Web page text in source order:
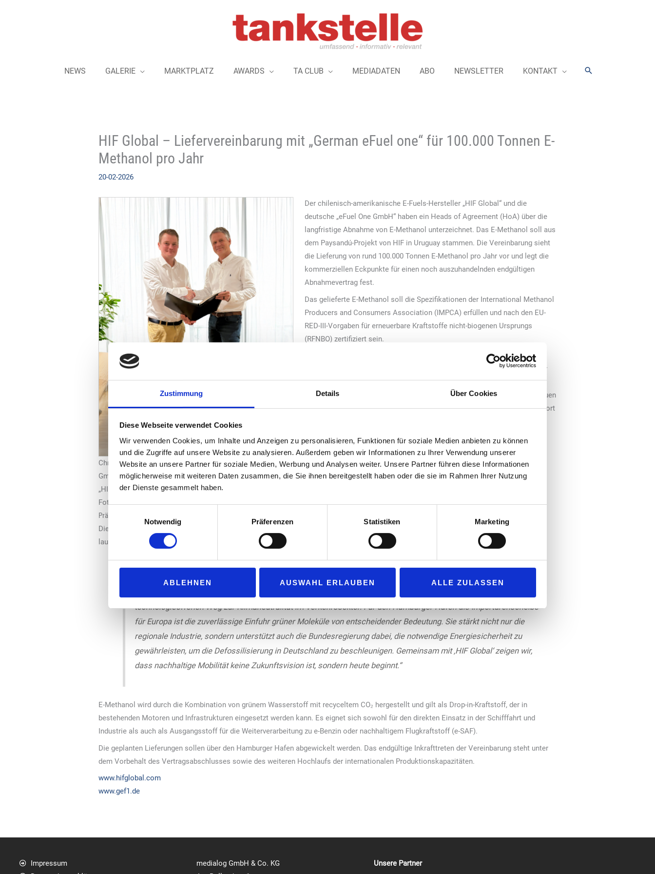
Zustimmung Details Über Cookies
Diese Webseite verwendet Cookies
Wir verwenden Cookies, um Inhalte und Anzeigen zu personalisieren, Funktionen für soziale Medien anbieten zu können
und die Zugriffe auf unsere Website zu analysieren. Außerdem geben wir Informationen zu Ihrer Verwendung unserer
Website an unsere Partner für soziale Medien, Werbung und Analysen weiter. Unsere Partner führen diese Informationen
möglicherweise mit weiteren Daten zusammen, die Sie ihnen bereitgestellt haben oder die sie im Rahmen Ihrer Nutzung
der Dienste gesammelt haben.
Notwendig
Präferenzen Statistiken Marketing
ABLEHNEN AUSWAHL ERLAUBEN ALLE ZULASSEN
NEWS GALERIE MARKTPLATZ AWARDS TA CLUB MEDIADATEN ABO NEWSLETTER KONTAKT Suchen
HIF Global – Liefervereinbarung mit „German eFuel one“ für 100.000 Tonnen E-
Methanol pro Jahr
20-02-2026
Christian Hanke, Geschäftsführer „German eFuel one
GmbH“ und Diego Fettweis, Chief Commercial Officer bei
„HIF Global“ (r.).
Foto: HIF Emea
Der chilenisch-amerikanische E-Fuels-Hersteller „HIF Global“ und die
deutsche „eFuel One GmbH“ haben ein Heads of Agreement (HoA) über die
langfristige Abnahme von E-Methanol unterzeichnet. Das E-Methanol soll aus
dem Paysandú-Projekt von HIF in Uruguay stammen. Die Vereinbarung sieht
die Lieferung von rund 100.000 Tonnen E-Methanol pro Jahr vor und legt die
kommerziellen Eckpunkte für einen noch auszuhandelnden endgültigen
Abnahmevertrag fest.
Das gelieferte E-Methanol soll die Spezifikationen der International Methanol
Producers and Consumers Association (IMPCA) erfüllen und nach den EU-
RED-III-Vorgaben für erneuerbare Kraftstoffe nicht-biogenen Ursprungs
(RFNBO) zertifiziert sein.
Diego Fettweis, Chief Commercial Officer von „HIF Global“: „Diese
Vereinbarung ist ein wichtiger Schritt zur weiteren Verbreitung nachhaltiger
Kraftstoffe. Gemeinsam mit der deutschen ‚eFuel One‘ treiben wir die
Dekarbonisierung des globalen Verkehrs und der Industrie voran. Dabei bauen
wir auf unsere seit über drei Jahren bewährte Erfahrung im Betrieb und Export
bereitzustellen.“
Präsenz im europäischen Markt soll ausgebaut werden
Die Vereinbarung folgt auf ein bereits 2025 bekanntgegebenes Heads of Agreement mit „MB Energy“ („Mabanaft“) und reiht sich in die
laufenden Bemühungen von „HIF Global“ ein, die Präsenz im europäischen Markt auszubauen.
technologieoffenen Weg zur Klimaneutralität im Verkehrssektor. Für den Hamburger Hafen als Importdrehscheibe
für Europa ist die zuverlässige Einfuhr grüner Moleküle von entscheidender Bedeutung. Sie stärkt nicht nur die
regionale Industrie, sondern unterstützt auch die Bundesregierung dabei, die notwendige Energiesicherheit zu
gewährleisten, um die Defossilisierung in Deutschland zu beschleunigen. Gemeinsam mit ‚HIF Global‘ zeigen wir,
dass nachhaltige Mobilität keine Zukunftsvision ist, sondern heute beginnt.“
E-Methanol wird durch die Kombination von grünem Wasserstoff mit recyceltem CO₂ hergestellt und gilt als Drop-in-Kraftstoff, der in
bestehenden Motoren und Infrastrukturen eingesetzt werden kann. Es eignet sich sowohl für den direkten Einsatz in der Schifffahrt und
Industrie als auch als Ausgangsstoff für die Weiterverarbeitung zu e-Benzin oder nachhaltigem Flugkraftstoff (e-SAF).
Die geplanten Lieferungen sollen über den Hamburger Hafen abgewickelt werden. Das endgültige Inkrafttreten der Vereinbarung steht unter
dem Vorbehalt des Vertragsabschlusses sowie des weiteren Hochlaufs der internationalen Produktionskapazitäten.
www.hifglobal.com
www.gef1.de
Impressum
medialog GmbH & Co. KG
Unsere Partner